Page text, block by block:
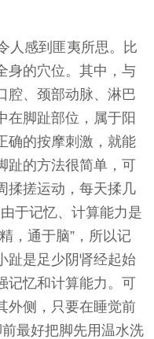
人感到匪夷所思。比
身的穴位。其中，与
腔、颈部动脉、淋巴
在脚趾部位，属于阳
确的按摩刺激，就能
趾的方法很简单，可
揉搓运动，每天揉几
于记忆、计算能力是
，通于脑”，所以记
趾是足少阴肾经起始
记忆和计算能力。可
外侧，只要在睡觉前
最好把脚先用温水洗